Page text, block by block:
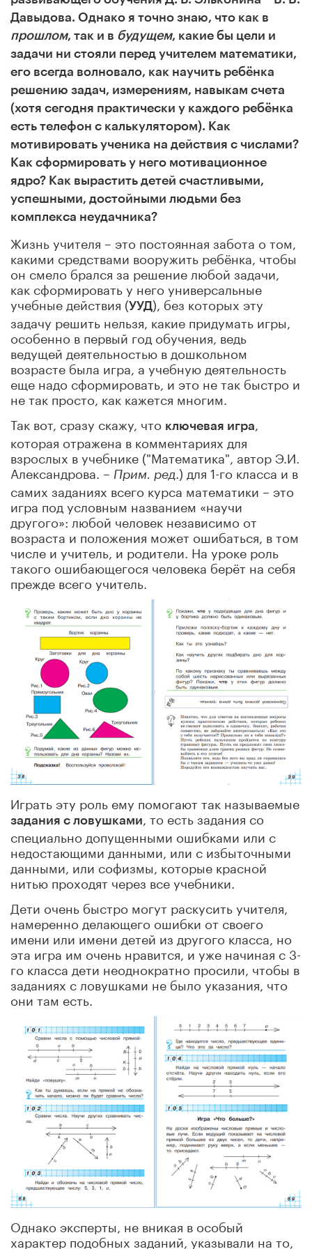
Давыдова. Однако я точно знаю, что как в
прошлом, так и в будущем, какие бы цели и
задачи ни стояли перед учителем математики,
его всегда волновало, как научить ребёнка
решению задач, измерениям, навыкам счета
(хотя сегодня практически у каждого ребёнка
есть телефон с калькулятором). Как
мотивировать ученика на действия с числами?
Как сформировать у него мотивационное
ядро? Как вырастить детей счастливыми,
успешными, достойными людьми без
комплекса неудачника?
Жизнь учителя – это постоянная забота о том,
какими средствами вооружить ребёнка, чтобы
он смело брался за решение любой задачи,
как сформировать у него универсальные
учебные действия (УУД), без которых эту
задачу решить нельзя, какие придумать игры,
особенно в первый год обучения, ведь
ведущей деятельностью в дошкольном
возрасте была игра, а учебную деятельность
еще надо сформировать, и это не так быстро и
не так просто, как кажется многим.
Так вот, сразу скажу, что ключевая игра
которая отражена в комментариях для
взрослых в учебнике ("Математика", автор Э.И.
Александрова. – Прим. ред .) для 1-го класса и в
самих заданиях всего курса математики – это
игра под условным названием «научи
другого»: любой человек независимо от
возраста и положения может ошибаться, в том
числе и учитель, и родители. На уроке роль
такого ошибающегося человека берёт на себя
прежде всего учитель.
Играть эту роль ему помогают так называемые
задания с ловушками
, то есть задания со
специально допущенными ошибками или с
недостающими данными, или с избыточными
данными, или софизмы, которые красной
нитью проходят через все учебники.
Дети очень быстро могут раскусить учителя,
намеренно делающего ошибки от своего
имени или имени детей из другого класса, но
эта игра им очень нравится, и уже начиная с 3-
го класса дети неоднократно просили, чтобы в
заданиях с ловушками не было указания, что
они там есть.
Однако эксперты, не вникая в особый
характер подобных заданий, указывали на то,